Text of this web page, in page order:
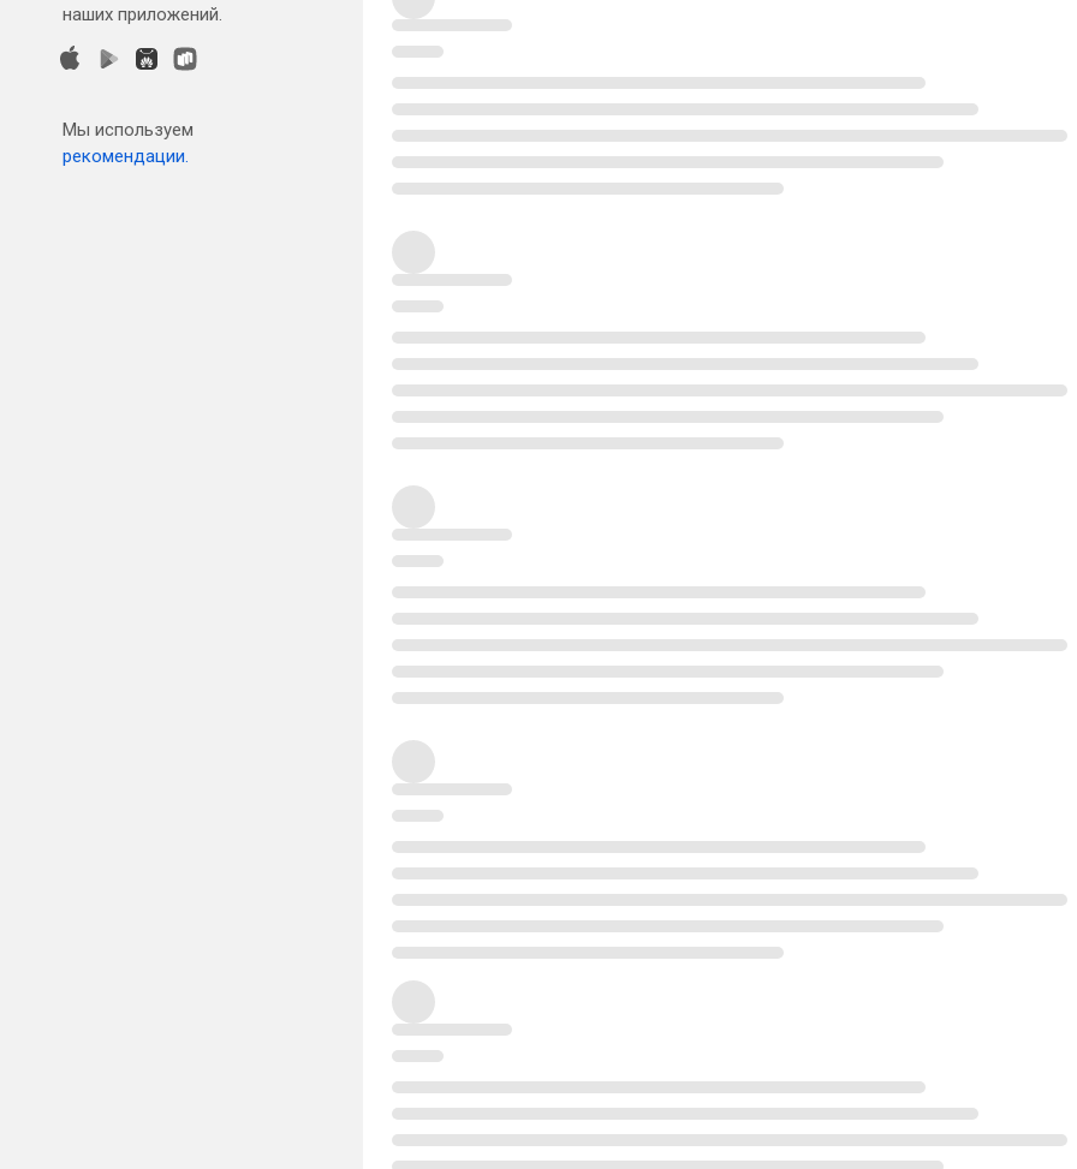
наших приложений.
Мы используем
рекомендации.